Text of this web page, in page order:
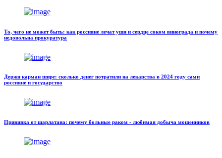
То, чего не может быть: как россияне лечат уши и сердце соком винограда и почему
недовольна прокуратура
Держи карман шире: сколько денег потратили на лекарства в 2024 году сами
россияне и государство
Прививка от шарлатана: почему больные раком - любимая добыча мошенников